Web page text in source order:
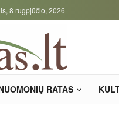
8 rugpjūčio, 2026
RATAS